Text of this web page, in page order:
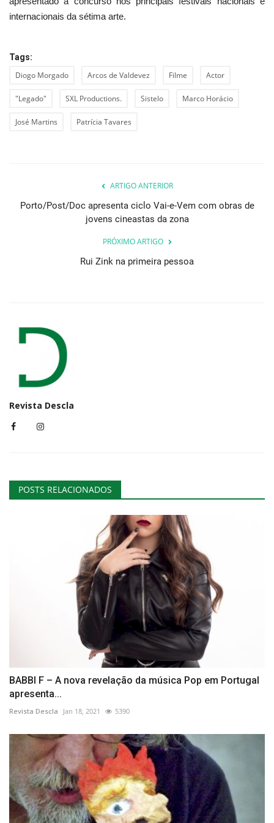
internacionais da sétima arte.
Tags:
Diogo Morgado Arcos de Valdevez Filme Actor
"Legado" SXL Productions. Sistelo Marco Horácio
José Martins Patrícia Tavares
ARTIGO ANTERIOR
Porto/Post/Doc apresenta ciclo Vai-e-Vem com obras de
jovens cineastas da zona
PRÓXIMO ARTIGO
Rui Zink na primeira pessoa
Revista Descla
POSTS RELACIONADOS
BABBI F – A nova revelação da música Pop em Portugal
apresenta...
Revista Descla Jan 18, 2021 5390